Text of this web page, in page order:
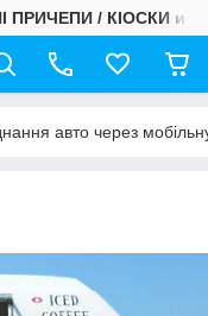
ПРИЧЕПИ / КІОСКИ и
авто через